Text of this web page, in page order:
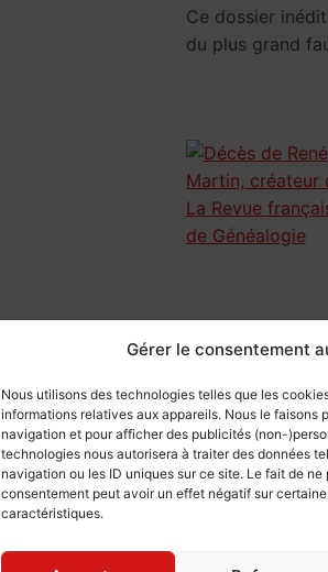
Gérer le consentement
Nous utilisons des technologies telles que les
informations relatives aux appareils. Nous le faisons
navigation et pour afficher des publicités (non-
technologies nous autorisera à traiter des données
navigation ou les ID uniques sur ce site. Le fait de
consentement peut avoir un effet négatif sur
caractéristiques.
Ce dossier
du plus grand
le décès de
90 ans. Homme
grande droiture,
l’enseignement
journalisme, il
la création de La